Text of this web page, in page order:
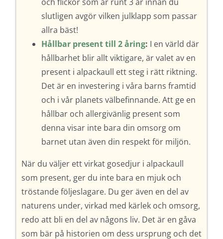
slutligen avgör vilken julklapp som passar
allra bäst!
Hållbar present till 2 åring: I en värld där
hållbarhet blir allt viktigare, är valet av en
present i alpackaull ett steg i rätt riktning.
Det är en investering i våra barns framtid
och i vår planets välbefinnande. Att ge en
hållbar och allergivänlig present som
denna visar inte bara din omsorg om
barnet utan även din respekt för miljön.
När du väljer ett virkat gosedjur i alpackaull
som present, ger du inte bara en mjuk och
tröstande följeslagare. Du ger även en del av
naturens under, virkad med kärlek och omsorg,
redo att bli en del av någons liv. Det är en gåva
som bär på historien om dess ursprung och det